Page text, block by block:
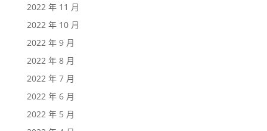
2022 年 11 月
2022 年 10 月
2022 年 9 月
2022 年 8 月
2022 年 7 月
2022 年 6 月
2022 年 5 月